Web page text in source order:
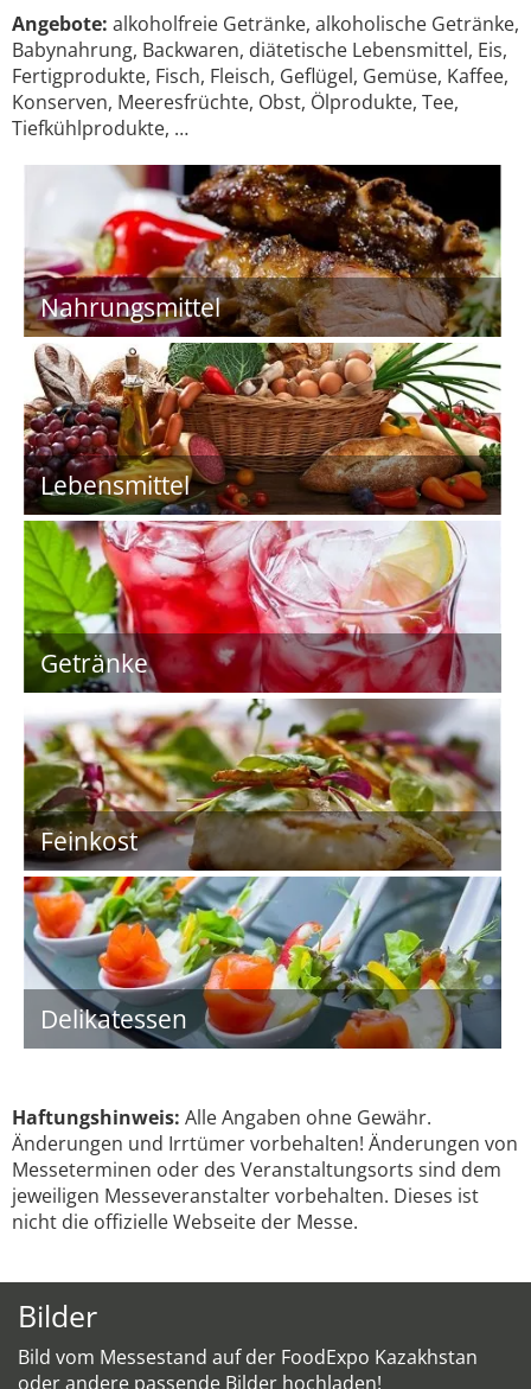
Angebote: alkoholfreie Getränke, alkoholische Getränke,
Babynahrung, Backwaren, diätetische Lebensmittel, Eis,
Fertigprodukte, Fisch, Fleisch, Geflügel, Gemüse, Kaffee,
Konserven, Meeresfrüchte, Obst, Ölprodukte, Tee,
Tiefkühlprodukte, …
Nahrungsmittel
Lebensmittel
Getränke
Feinkost
Delikatessen
Haftungshinweis: Alle Angaben ohne Gewähr.
Änderungen und Irrtümer vorbehalten! Änderungen von
Messeterminen oder des Veranstaltungsorts sind dem
jeweiligen Messeveranstalter vorbehalten. Dieses ist
nicht die offizielle Webseite der Messe.
Bilder
Bild vom Messestand auf der FoodExpo Kazakhstan
oder andere passende Bilder hochladen!